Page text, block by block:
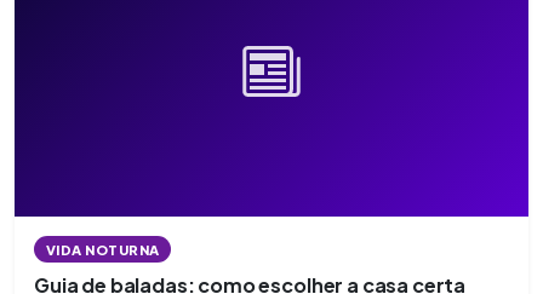
VIDA NOTURNA
Guia de baladas: como escolher a casa certa